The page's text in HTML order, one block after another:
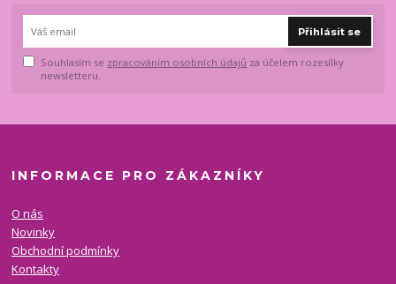
Přihlásit se
Souhlasím se zpracováním osobních údajů za účelem rozesílky
newsletteru.
INFORMACE PRO ZÁKAZNÍKY
O nás
Novinky
Obchodní podmínky
Kontakty